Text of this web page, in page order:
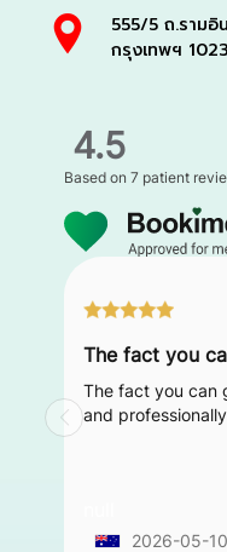
555/5 ถ.รามอิ
กรุงเทพฯ
4.5
Based on7 patient
The fact you can
and
2026-05-10